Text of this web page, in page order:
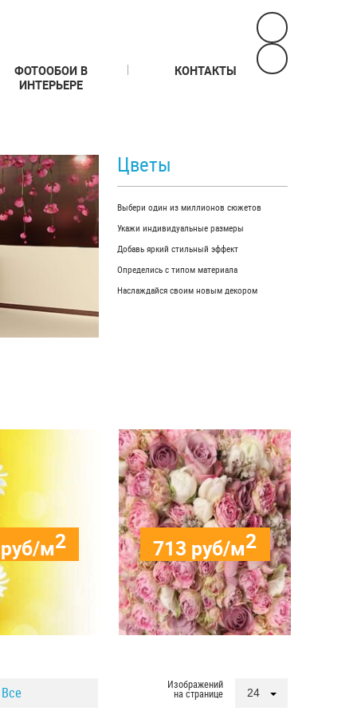
ФОТООБОИ В
ИНТЕРЬЕРЕ
КОНТАКТЫ
Цветы
Выбери один из миллионов сюжетов
Укажи индивидуальные размеры
Добавь яркий стильный эффект
Определись с типом материала
Наслаждайся своим новым декором
м2 713 руб/м2
Все 24
Изображений
на странице